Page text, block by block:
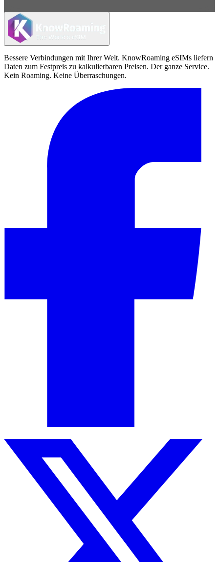
Bessere Verbindungen mit Ihrer Welt. KnowRoaming eSIMs liefern
Daten zum Festpreis zu kalkulierbaren Preisen. Der ganze Service.
Kein Roaming. Keine Überraschungen.